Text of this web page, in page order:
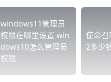
windows11管理员
权限在哪里设置 win
dows10怎么管理员
权限
使命
2多少